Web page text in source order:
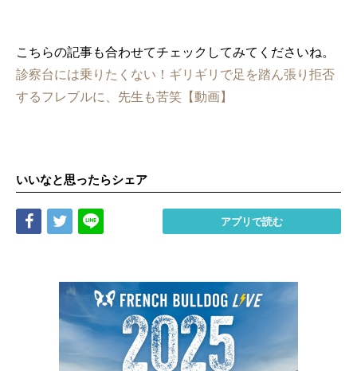
こちらの記事も合わせてチェックしてみてくださいね。
診察台には乗りたくない！ギリギリで足を踏ん張り拒否
するフレブルに、先生も苦笑【動画】
いいなと思ったらシェア
Share Tweet アプリで読む